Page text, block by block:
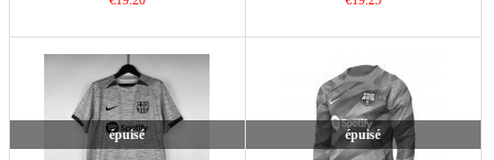
épuisé épuisé